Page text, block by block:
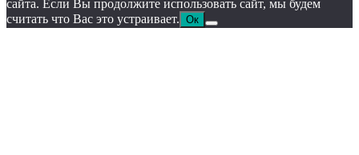
сайта. Если Вы продолжите использовать сайт, мы будем
считать что Вас это устраивает. Ок